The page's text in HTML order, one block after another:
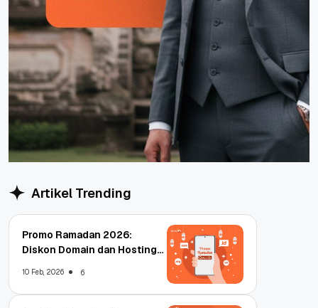
Artikel Trending
Promo Ramadan 2026:
Diskon Domain dan Hosting
10 Feb, 2026 6